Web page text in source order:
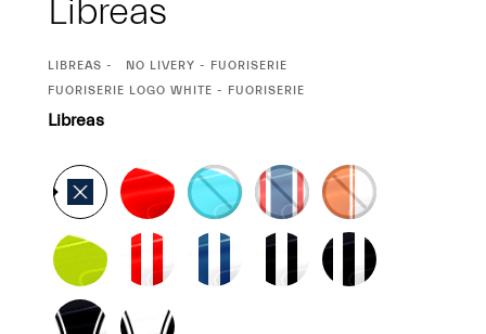
Libreas
CURRENT
LIBREAS
NO LIVERY - FUORISERIE
CURRENT
FUORISERIE LOGO WHITE - FUORISERIE
Libreas